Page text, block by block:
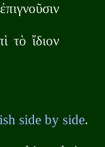
τὸ ἴδιον
side by side.